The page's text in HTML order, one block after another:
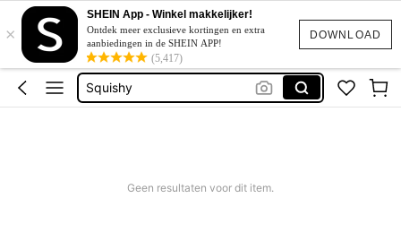
DOWNLOAD
×
SHEIN App - Winkel makkelijker!
Ontdek meer exclusieve kortingen en extra
aanbiedingen in de SHEIN APP!
(5,417)
Corrigerend Badpak
Katoen
Squishy
Bikini
Geen resultaten voor dit item.